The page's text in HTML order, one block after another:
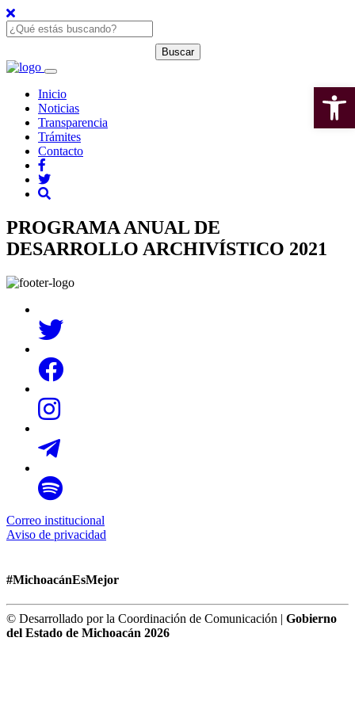
Inicio
Noticias
Transparencia
Trámites
Contacto
PROGRAMA ANUAL DE
DESARROLLO ARCHIVÍSTICO 2021
Correo institucional
Aviso de privacidad
#MichoacánEsMejor
© Desarrollado por la Coordinación de Comunicación | Gobierno
del Estado de Michoacán 2026